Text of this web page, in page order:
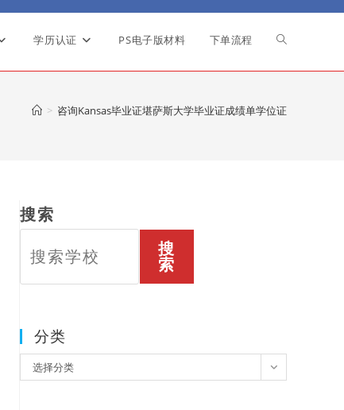
学历认证 PS电子版材料 下单流程 Toggle
> 咨询Kansas毕业证堪萨斯大学毕业证成绩单学位证
搜索
搜
索
分类
类
选择分类